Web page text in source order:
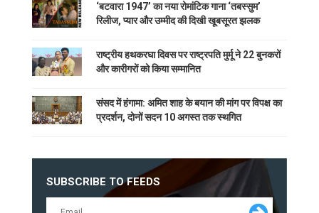
‘बटवारा 1947’ का नया रोमांटिक गाना ‘तबस्सुम’
रिलीज, प्यार और उम्मीद की दिखी खूबसूरत झलक
राष्ट्रीय हथकरघा दिवस पर राष्ट्रपति मुर्मू ने 22 बुनकरों
और कारीगरों को किया सम्मानित
संसद में हंगामा: अमित शाह के बयान की मांग पर विपक्ष का
प्रदर्शन, दोनों सदन 10 अगस्त तक स्थगित
SUBSCRIBE TO FEEDS